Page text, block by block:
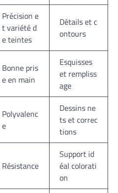
Précision e
t variété d
e teintes
Détails et c
ontours
Bonne pris
e en main
Esquisses
et rempliss
age
Polyvalenc
e
Dessins ne
ts et correc
tions
Résistance
Support id
éal colorati
on